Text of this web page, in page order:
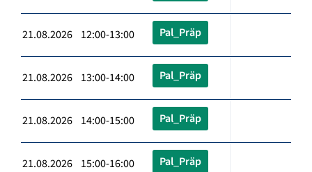
21.08.2026 12:00-13:00 Pal_Präp
21.08.2026 13:00-14:00 Pal_Präp
21.08.2026 14:00-15:00 Pal_Präp
21.08.2026 15:00-16:00 Pal_Präp